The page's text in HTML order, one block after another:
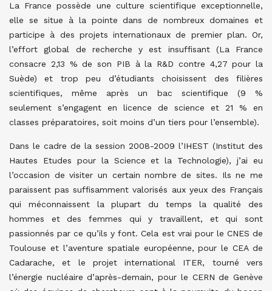
La France possède une culture scientifique exceptionnelle,
elle se situe à la pointe dans de nombreux domaines et
participe à des projets internationaux de premier plan. Or,
l’effort global de recherche y est insuffisant (La France
consacre 2,13 % de son PIB à la R&D contre 4,27 pour la
Suède) et trop peu d’étudiants choisissent des filières
scientifiques, même après un bac scientifique (9 %
seulement s’engagent en licence de science et 21 % en
classes préparatoires, soit moins d’un tiers pour l’ensemble).
Dans le cadre de la session 2008-2009 l’IHEST (Institut des
Hautes Etudes pour la Science et la Technologie), j’ai eu
l’occasion de visiter un certain nombre de sites. Ils ne me
paraissent pas suffisamment valorisés aux yeux des Français
qui méconnaissent la plupart du temps la qualité des
hommes et des femmes qui y travaillent, et qui sont
passionnés par ce qu’ils y font. Cela est vrai pour le CNES de
Toulouse et l’aventure spatiale européenne, pour le CEA de
Cadarache, et le projet international ITER, tourné vers
l’énergie nucléaire d’après-demain, pour le CERN de Genève